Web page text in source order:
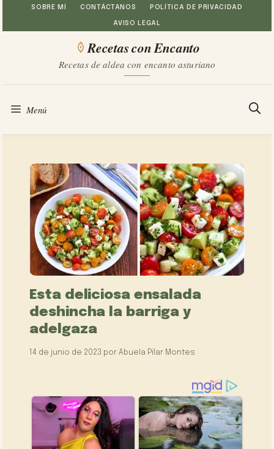
Saltar
al
SOBRE MÍ CONTÁCTANOS POLÍTICA DE PRIVACIDAD
AVISO LEGAL
Recetas con Encanto
Recetas de aldea con encanto asturiano
Menú
Esta deliciosa ensalada
deshincha la barriga y
adelgaza
14 de junio de 2023 porAbuela Pilar Montes